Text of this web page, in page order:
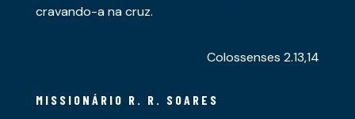
cravando-a na cruz.
Colossenses 2.13,14
MISSIONÁRIO R. R. SOARES